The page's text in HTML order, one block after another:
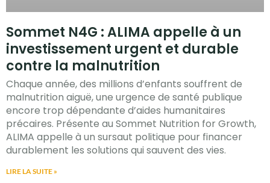
Sommet N4G : ALIMA appelle à un
investissement urgent et durable
contre la malnutrition
Chaque année, des millions d’enfants souffrent de
malnutrition aiguë, une urgence de santé publique
encore trop dépendante d’aides humanitaires
précaires. Présente au Sommet Nutrition for Growth,
ALIMA appelle à un sursaut politique pour financer
durablement les solutions qui sauvent des vies.
LIRE LA SUITE »